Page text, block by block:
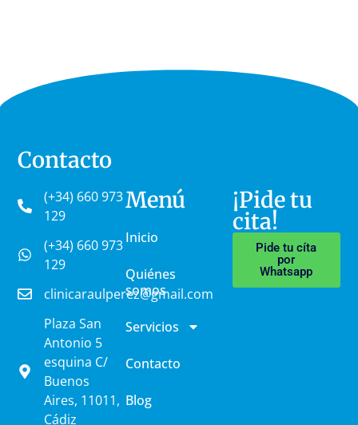
Contacto
(+34) 660 973
129
(+34) 660 973
129
clinicaraulperez@gmail.com
Plaza San
Antonio 5
esquina C/
Buenos
Aires, 11011,
Cádiz
Menú
Inicio
Quiénes
somos
Servicios
Contacto
Blog
¡Pide tu
cita!
Pide tu cíta
por
Whatsapp